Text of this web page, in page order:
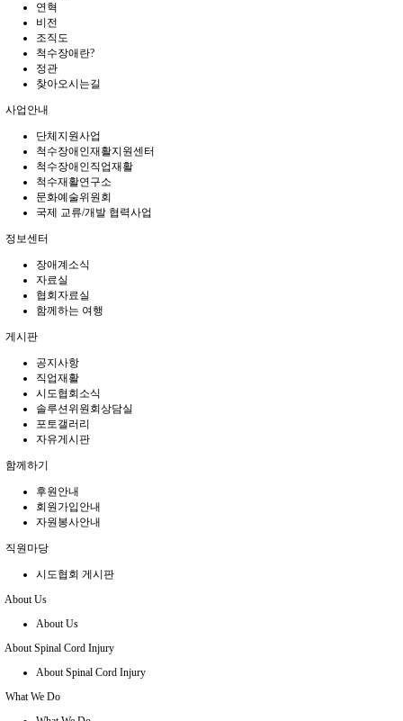
연혁
비전
조직도
척수장애란?
정관
찾아오시는길
사업안내
단체지원사업
척수장애인재활지원센터
척수장애인직업재활
척수재활연구소
문화예술위원회
국제 교류/개발 협력사업
정보센터
장애계소식
자료실
협회자료실
함께하는 여행
게시판
공지사항
직업재활
시도협회소식
솔루션위원회상담실
포토갤러리
자유게시판
함께하기
후원안내
회원가입안내
자원봉사안내
직원마당
시도협회 게시판
About Us
About Us
About Spinal Cord Injury
About Spinal Cord Injury
What We Do